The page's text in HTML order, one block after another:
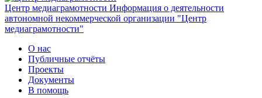
Центр медиаграмотности Информация о деятельности
автономной некоммерческой организации "Центр
медиаграмотности"
О нас
Публичные отчёты
Проекты
Документы
В помощь